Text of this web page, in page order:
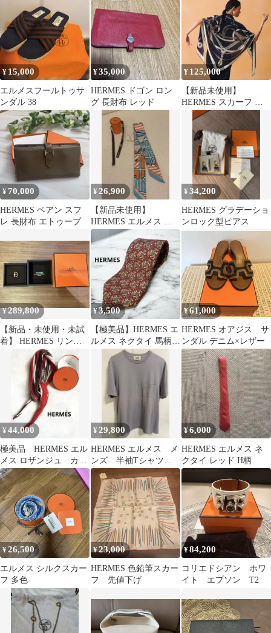
未使用］
¥15,000
エルメスフールトゥサ
ンダル 38
¥35,000
HERMES ドゴン ロン
グ 長財布 レッド
¥ 125,000
【新品未使用】
HERMES スカーフ ト
ライアングル ジェアン
¥70,000
HERMES ベアン スフ
レ 長財布 エトゥープ
¥ 26,900
【新品未使用】
HERMES エルメス ツ
イリー スカーフ
¥34,200
HERMES グラデーショ
ンロック型ピアス
¥289,800
【新品・未使用・未試
着】 HERMES リング
エシャぺ PM 52
¥3,500
【極美品】HERMES エ
ルメス ネクタイ 馬柄
ボルドー
¥61,000
HERMES オアジス サ
ンダル デニム×レザー
¥44,000
極美品 HERMES エル
メス ロザンジュ カ
レ プリーツ スカー
フ 赤系 箱付
¥29,800
HERMES エルメス メ
ンズ 半袖Tシャツ
サイズ L
¥6,000
HERMES エルメス ネ
クタイ レッド H柄
¥26,500
エルメス シルクスカー
フ 多色
¥23,000
HERMES 色鉛筆スカー
フ 先値下げ
¥84,200
コリエドシアン ホワ
イト エプソン T2